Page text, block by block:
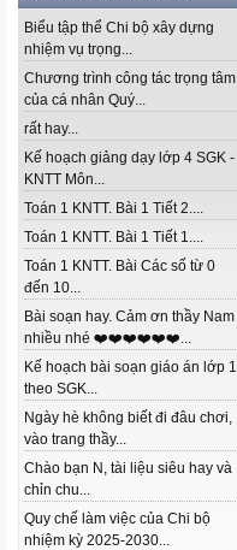
Biểu tập thể Chi bộ xây dựng
nhiệm vụ trọng...
Chương trình công tác trọng tâm
của cá nhân Quý...
rất hay...
Kế hoạch giảng dạy lớp 4 SGK -
KNTT Môn...
Toán 1 KNTT. Bài 1 Tiết 2....
Toán 1 KNTT. Bài 1 Tiết 1....
Toán 1 KNTT. Bài Các số từ 0
đến 10...
Bài soạn hay. Cảm ơn thầy Nam
nhiều nhé ❤️❤️❤️❤️❤️❤️...
Kế hoạch bài soạn giáo án lớp 1
theo SGK...
Ngày hè không biết đi đâu chơi,
vào trang thầy...
Chào bạn N, tài liệu siêu hay và
chỉn chu...
Quy chế làm việc của Chi bộ
nhiệm kỳ 2025-2030...